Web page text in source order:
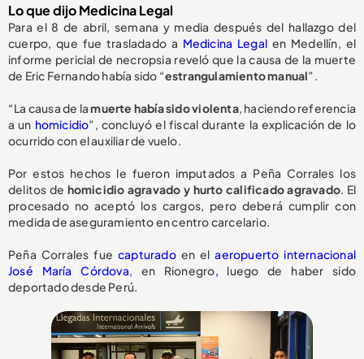
Lo que dijo Medicina Legal
Para el 8 de abril, semana y media después del hallazgo del
cuerpo, que fue trasladado a Medicina Legal en Medellín, el
informe pericial de necropsia reveló que la causa de la muerte
de Eric Fernando había sido “estrangulamiento manual”.
“La causa de lamuerte había sido violenta, haciendo referencia
a un homicidio”, concluyó el fiscal durante la explicación de lo
ocurrido con el auxiliar de vuelo.
Por estos hechos le fueron imputados a Peña Corrales los
delitos de homicidio agravado y hurto calificado agravado. El
procesado no aceptó los cargos, pero deberá cumplir con
medida de aseguramiento en centro carcelario.
Peña Corrales fue capturadoen elaeropuerto internacional
José María Córdova, en Rionegro, luego de haber sido
deportado desde Perú.